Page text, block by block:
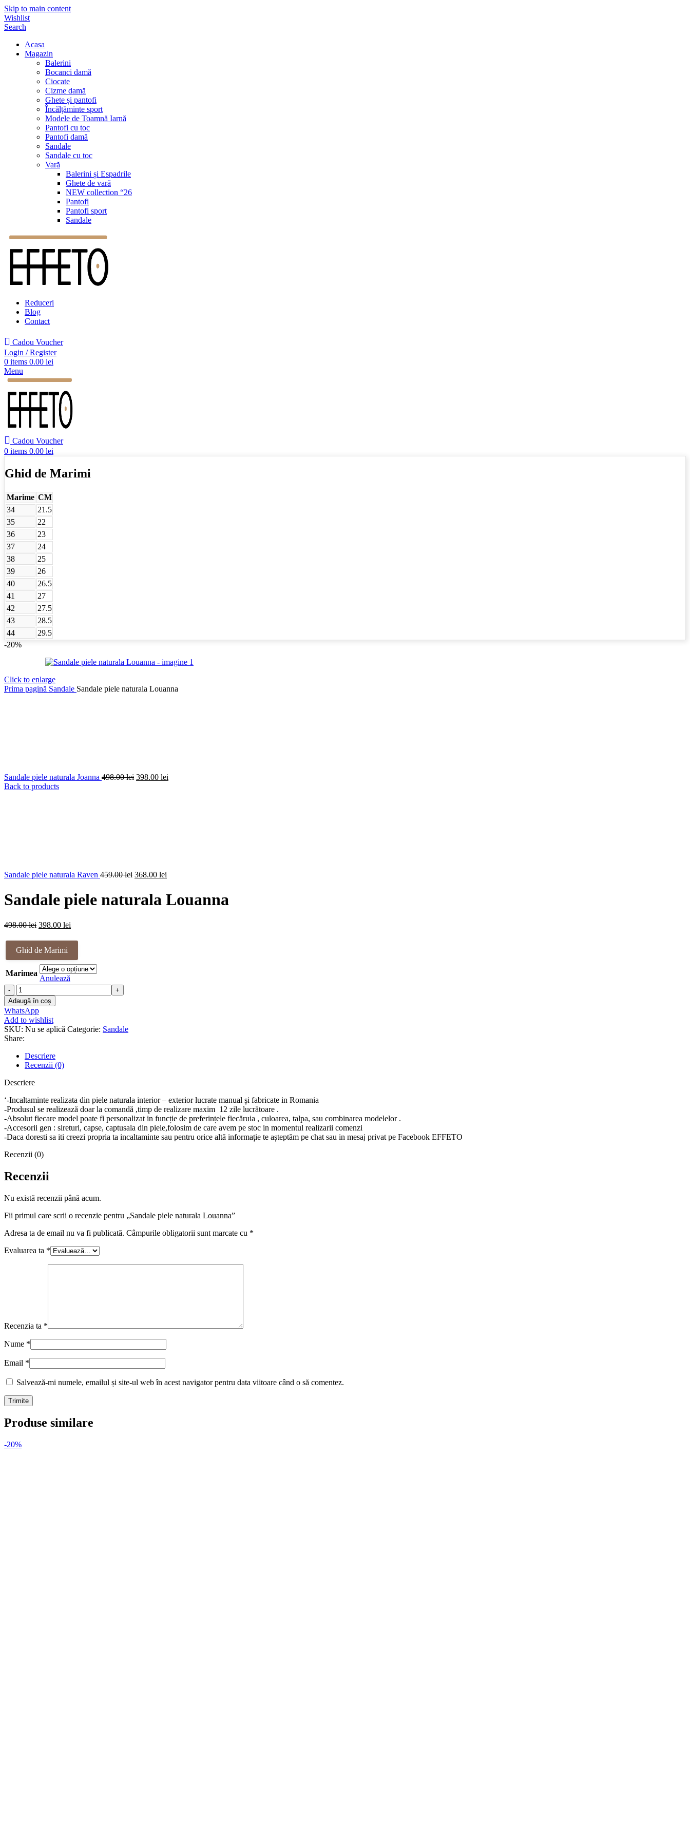
Skip to main content
Wishlist
Search
Acasa
Magazin
Balerini
Bocanci damă
Ciocate
Cizme damă
Ghete și pantofi
Încălțăminte sport
Modele de Toamnă Iarnă
Pantofi cu toc
Pantofi damă
Sandale
Sandale cu toc
Vară
Balerini și Espadrile
Ghete de vară
NEW collection “26
Pantofi
Pantofi sport
Sandale
Reduceri
Blog
Contact
Cadou Voucher
Login / Register
0 items 0.00 lei
Menu
Cadou Voucher
0 items 0.00 lei
Ghid de Marimi
Marime CM
34
21.5
35
22
36
23
37
24
38
25
39
26
40
26.5
41
27
42
27.5
43
28.5
44
29.5
-20%
Click to enlarge
Prima pagină Sandale Sandale piele naturala Louanna
Sandale piele naturala Joanna 498.00lei Prețul
398.00 lei
Back to products
Sandale piele naturala Raven 459.00lei Prețul
fost:
368.00 lei
este:
368.00 lei.
Sandale piele naturala Louanna
498.00lei Prețul
a
fost:
498.00 lei.
398.00 lei
este:
Ghid de Marimi
Marimea
Anulează
Cantitate
Sandale
piele
naturala
Louanna
Adaugă în coș
WhatsApp
Add to wishlist
SKU: Nu se aplică Categorie: Sandale
Share:
Descriere
Recenzii (0)
Descriere
‘-Incaltaminte realizata din piele naturala interior – exterior lucrate manual și fabricate in Romania
-Produsul se realizează doar la comandă ,timp de realizare maxim 12 zile lucrătoare .
-Absolut fiecare model poate fi personalizat in funcție de preferințele fiecăruia , culoarea, talpa, sau combinarea modelelor .
-Accesorii gen : sireturi, capse, captusala din piele,folosim de care avem pe stoc in momentul realizarii comenzi
-Daca doresti sa iti creezi propria ta incaltaminte sau pentru orice altă informație te așteptăm pe chat sau in mesaj privat pe Facebook EFFETO
Recenzii (0)
Recenzii
Nu există recenzii până acum.
Fii primul care scrii o recenzie pentru „Sandale piele naturala Louanna”
Adresa ta de email nu va fi publicată. Câmpurile obligatorii sunt marcate cu *
Evaluarea ta *
Recenzia ta *
Nume *
Email *
Salvează-mi numele, emailul și site-ul web în acest navigator pentru data viitoare când o să comentez.
Produse similare
-20%